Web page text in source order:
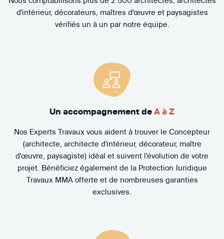
d'intérieur, décorateurs, maîtres d'œuvre et paysagistes
vérifiés un à un par notre équipe.
Un accompagnement de A à Z
Nos Experts Travaux vous aident à trouver le Concepteur
(architecte, architecte d'intérieur, décorateur, maître
d'œuvre, paysagiste) idéal et suivent l'évolution de votre
projet. Bénéficiez également de la Protection Juridique
Travaux MMA offerte et de nombreuses garanties
exclusives.